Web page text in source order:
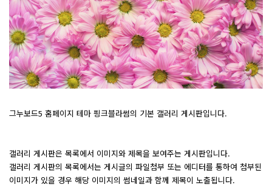
그누보드5 홈페이지 테마 핑크블라썸의 기본 갤러리 게시판입니다.
갤러리 게시판은 목록에서 이미지와 제목을 보여주는 게시판입니다.
갤러리 게시판의 목록에서는 게시글의 파일첨부 또는 에디터를 통하여 첨부된
이미지가 있을 경우 해당 이미지의 썸네일과 함께 제목이 노출됩니다.